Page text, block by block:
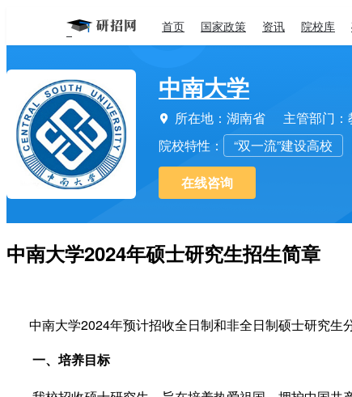
首页 国家政策 资讯 院校库
中南大学
 所在地：湖南省
主管部门：
院校特性：
“双一流”建设高校
在线咨询
中南大学2024年硕士研究生招生简章
中南大学2024年预计招收全日制和非全日制硕士研究生
一、培养目标